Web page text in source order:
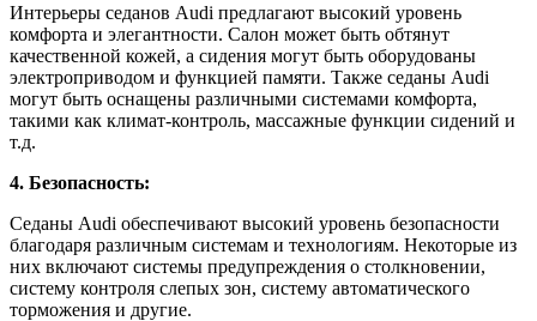
Интерьеры седанов Audi предлагают высокий уровень
комфорта и элегантности. Салон может быть обтянут
качественной кожей, а сидения могут быть оборудованы
электроприводом и функцией памяти. Также седаны Audi
могут быть оснащены различными системами комфорта,
такими как климат-контроль, массажные функции сидений и
т.д.
4. Безопасность:
Седаны Audi обеспечивают высокий уровень безопасности
благодаря различным системам и технологиям. Некоторые из
них включают системы предупреждения о столкновении,
систему контроля слепых зон, систему автоматического
торможения и другие.